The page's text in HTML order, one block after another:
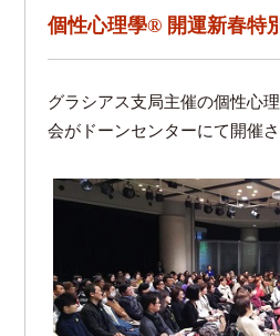
個性心理學® 開運新春特
グラシアス支局主催の個性心
会がドーンセンターにて開催さ